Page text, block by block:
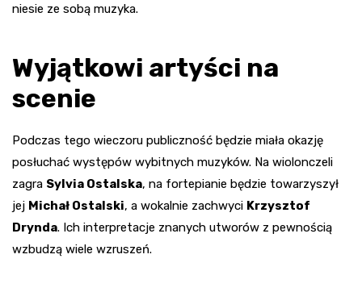
niesie ze sobą muzyka.
Wyjątkowi artyści na
scenie
Podczas tego wieczoru publiczność będzie miała okazję
posłuchać występów wybitnych muzyków. Na wiolonczeli
zagra Sylvia Ostalska, na fortepianie będzie towarzyszył
jej Michał Ostalski, a wokalnie zachwyci Krzysztof
Drynda. Ich interpretacje znanych utworów z pewnością
wzbudzą wiele wzruszeń.